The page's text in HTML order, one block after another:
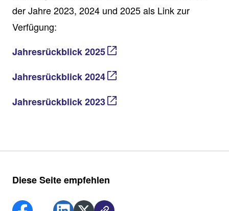
der Jahre 2023, 2024 und 2025 als Link zur
Verfügung:
Jahresrückblick 2025
Jahresrückblick 2024
Jahresrückblick 2023
Diese Seite empfehlen